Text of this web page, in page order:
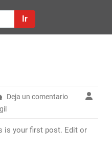
Ir
Deja un comentario
is your first post. Edit or